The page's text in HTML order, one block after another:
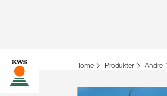
Home Produkter Andre